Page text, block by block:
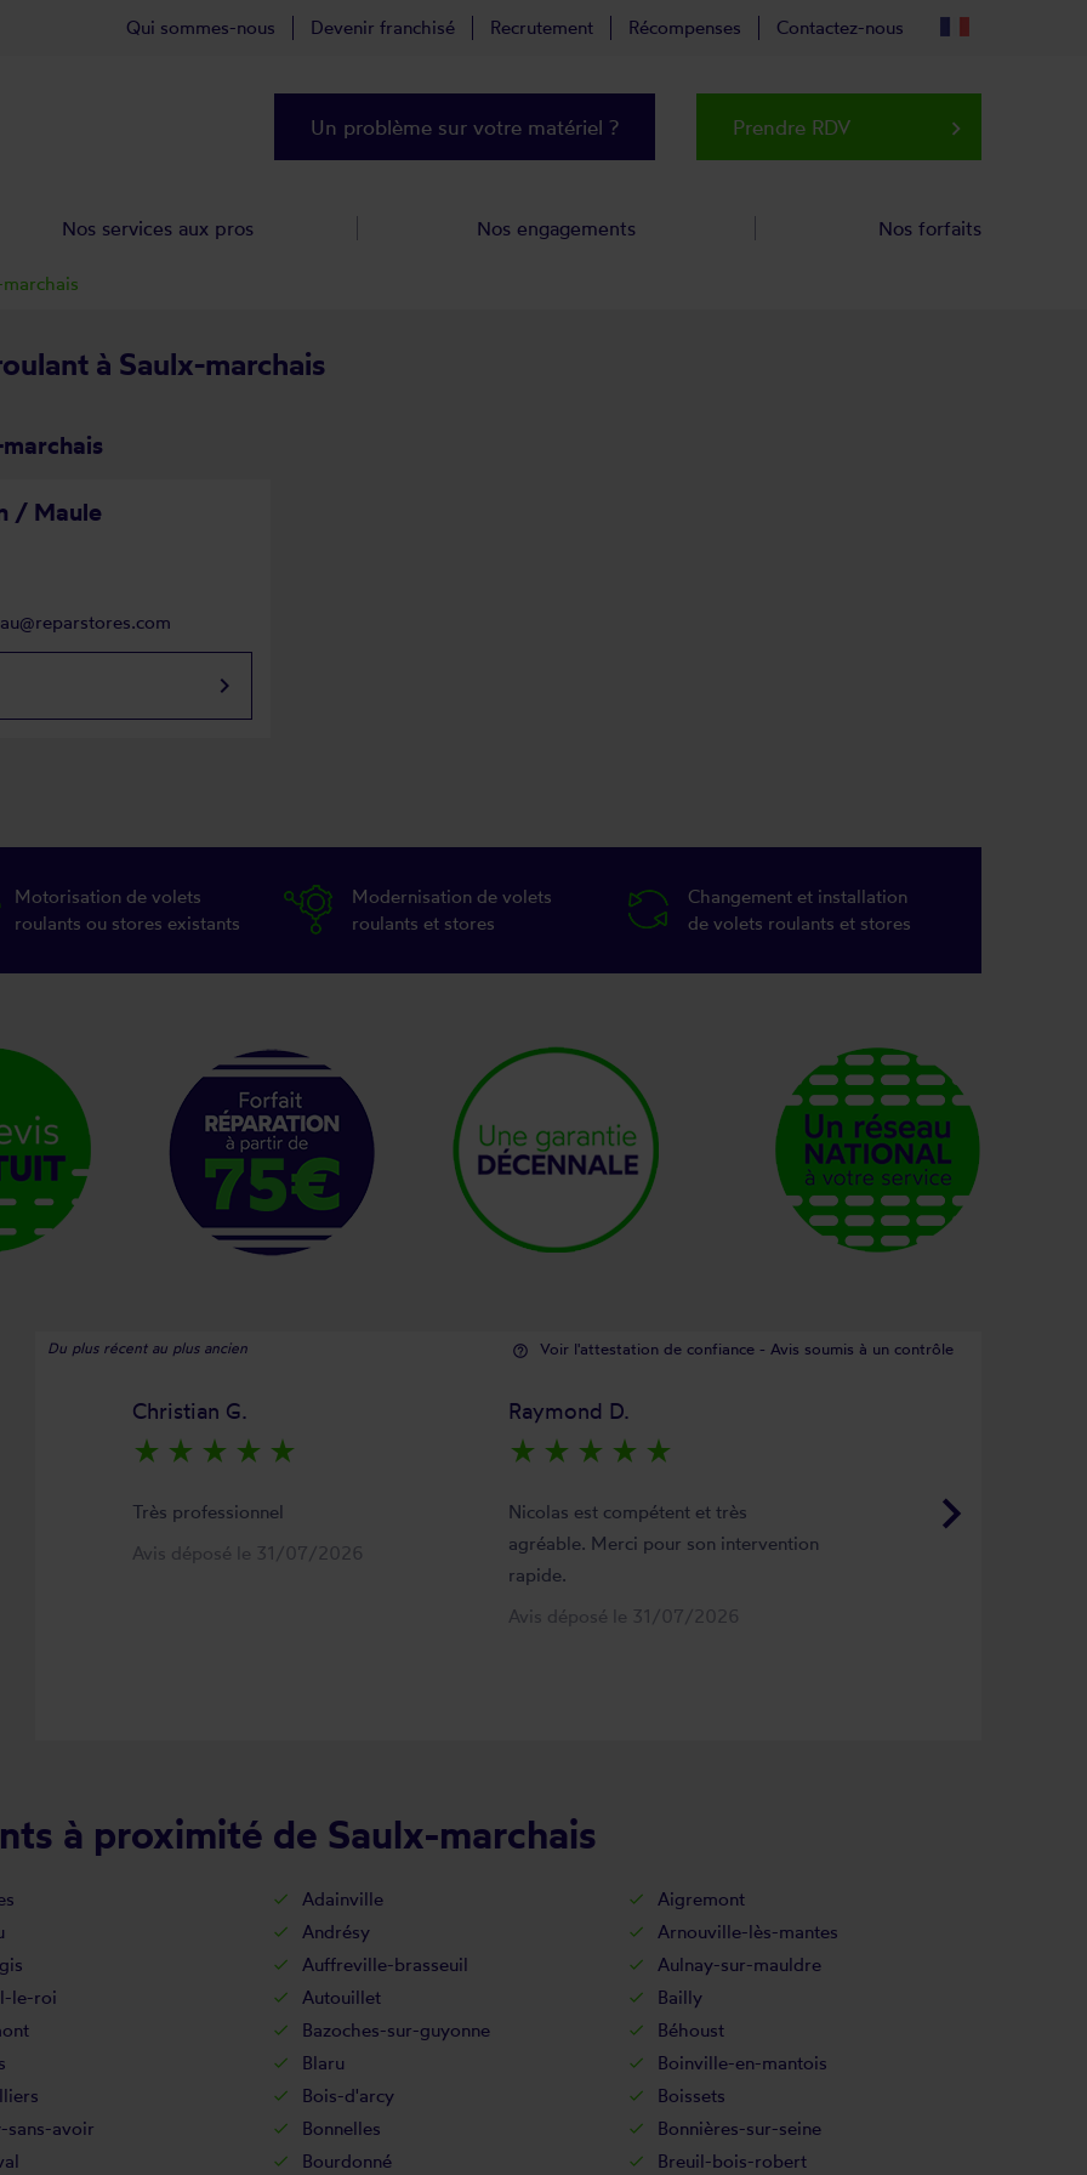
à Saulx-marchais
/ Maule
keyboard_arrow_right
Motorisation de volets
roulants ou stores existants
Modernisation de volets
roulants et stores
Changement et installation
de volets roulants et stores
Du plus récent au plus ancien help_outline Voir l'attestation de confiance - Avis soumis à un contrôle
keyboard_arrow_right
Christian G.
star_rate star_rate star_rate star_rate star_rate
Très professionnel
Avis déposé le 31/07/2026
Raymond D.
star_rate star_rate star_rate star_rate star_rate
Nicolas est compétent et très
agréable. Merci pour son intervention
rapide.
Avis déposé le 31/07/2026
à proximité de Saulx-marchais
Adainville
Aigremont
Andrésy
Arnouville-lès-mantes
Auffreville-brasseuil
Aulnay-sur-mauldre
le-roi Autouillet
Bailly
Bazoches-sur-guyonne
Béhoust
Blaru
Boinville-en-mantois
Bois-d'arcy
Boissets
sans-avoir Bonnelles
Bonnières-sur-seine
Bourdonné
Breuil-bois-robert
Qui sommes-nous Devenir franchisé Recrutement Récompenses Contactez-nous
Un problème sur votre matériel ? Prendre RDV keyboard_arrow_right
Nos services aux pros Nos engagements Nos forfaits